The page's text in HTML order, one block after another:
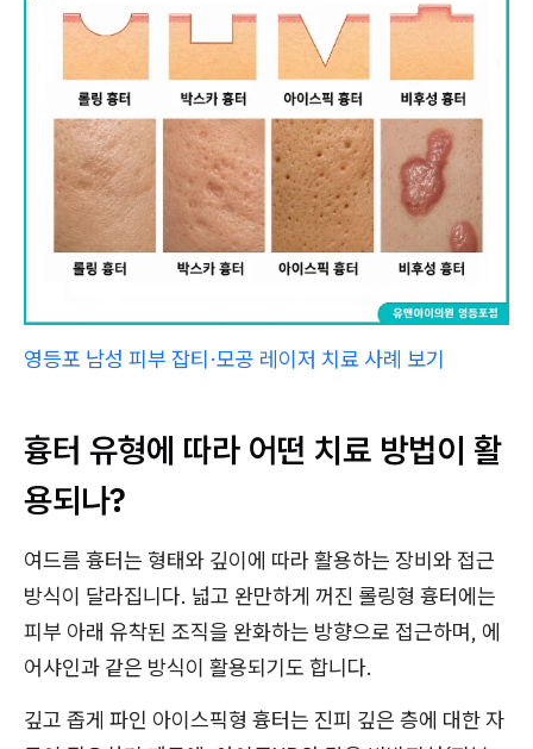
영등포 남성 피부 잡티·모공 레이저 치료 사례 보기
흉터 유형에 따라 어떤 치료 방법이 활
용되나?
여드름 흉터는 형태와 깊이에 따라 활용하는 장비와 접근
방식이 달라집니다. 넓고 완만하게 꺼진 롤링형 흉터에는
피부 아래 유착된 조직을 완화하는 방향으로 접근하며, 에
어샤인과 같은 방식이 활용되기도 합니다.
깊고 좁게 파인 아이스픽형 흉터는 진피 깊은 층에 대한 자